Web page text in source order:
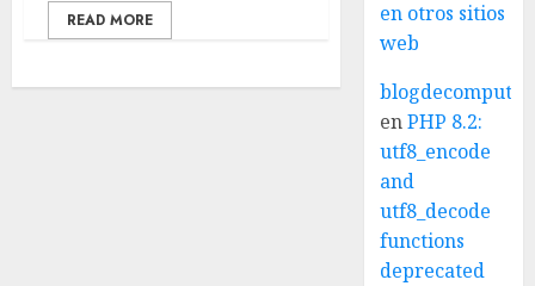
READ MORE
en otros sitios
web
enPHP 8.2:
utf8_encode
and
utf8_decode
functions
deprecated